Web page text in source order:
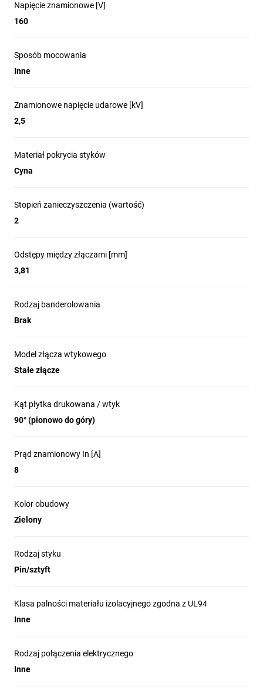
Napięcie znamionowe [V]
160
Sposób mocowania
Inne
Znamionowe napięcie udarowe [kV]
2,5
Materiał pokrycia styków
Cyna
Stopień zanieczyszczenia (wartość)
2
Odstępy między złączami [mm]
3,81
Rodzaj banderolowania
Brak
Model złącza wtykowego
Stałe złącze
Kąt płytka drukowana / wtyk
90° (pionowo do góry)
Prąd znamionowy In [A]
8
Kolor obudowy
Zielony
Rodzaj styku
Pin/sztyft
Klasa palności materiału izolacyjnego zgodna z UL94
Inne
Rodzaj połączenia elektrycznego
Inne